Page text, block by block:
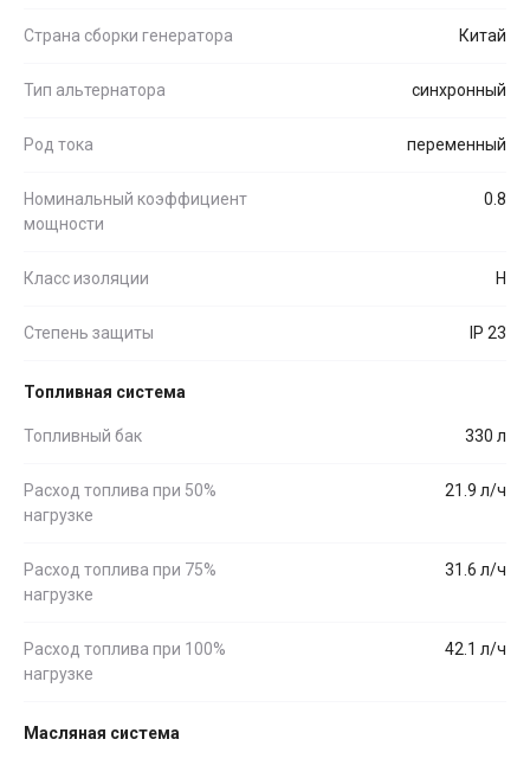
Страна сборки генератора Китай
Тип альтернатора синхронный
Род тока переменный
Номинальный коэффициент
мощности
0.8
Класс изоляции H
Степень защиты IP 23
Топливная система
Топливный бак 330 л
Расход топлива при 50%
нагрузке
21.9 л/ч
Расход топлива при 75%
нагрузке
31.6 л/ч
Расход топлива при 100%
нагрузке
42.1 л/ч
Масляная система